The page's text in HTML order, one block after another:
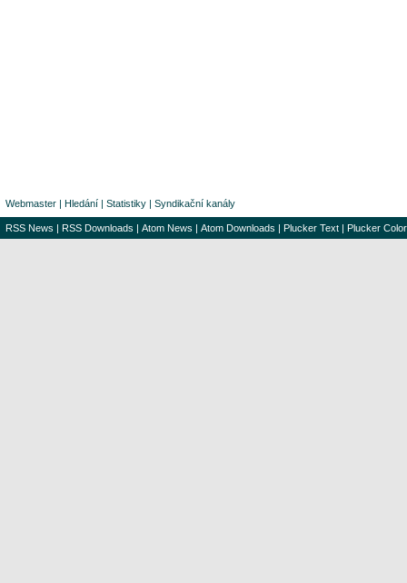
Webmaster | Hledání | Statistiky | Syndikační kanály
RSS News | RSS Downloads | Atom News | Atom Downloads | Plucker Text | Plucker Color